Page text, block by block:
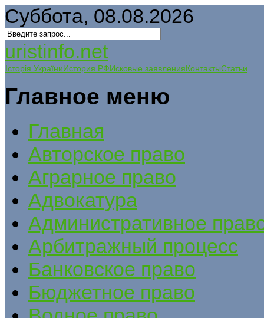
Суббота, 08.08.2026
uristinfo.net
Історія УкраїниИстория РФИсковые заявленияКонтактыСтатьи
Главное меню
Главная
Авторское право
Аграрное право
Адвокатура
Административное
Арбитражный процесс
Банковское право
Бюджетное право